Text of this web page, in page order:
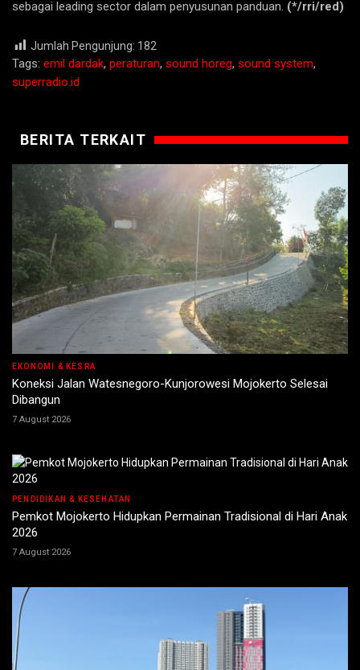
sebagai leading sector dalam penyusunan panduan. (*/rri/red)
Jumlah Pengunjung: 182
Tags: emil dardak, peraturan, sound horeg, sound system,
superradio.id
BERITA TERKAIT
EKONOMI & KESRA
Koneksi Jalan Watesnegoro-Kunjorowesi Mojokerto Selesai
Dibangun
7 August 2026
PENDIDIKAN & KESEHATAN
Pemkot Mojokerto Hidupkan Permainan Tradisional di Hari Anak
2026
7 August 2026